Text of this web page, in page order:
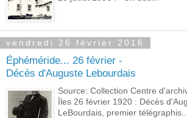
vendredi 26 février 2016
Éphéméride... 26 février -
Décès d'Auguste Lebourdais
Source: Collection Centre
Ïles 26 février 1920 : Décès
LeBourdais, premier télégraphis...